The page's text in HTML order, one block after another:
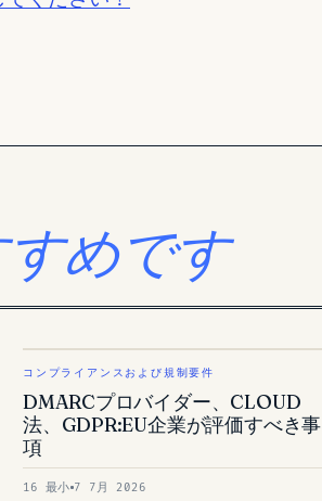
めです
コンプライアンスおよび規制要件
DMARCプロバイダー、CLOUD
法、GDPR:EU企業が評価すべき事
項
16 最小 7 7月 2026